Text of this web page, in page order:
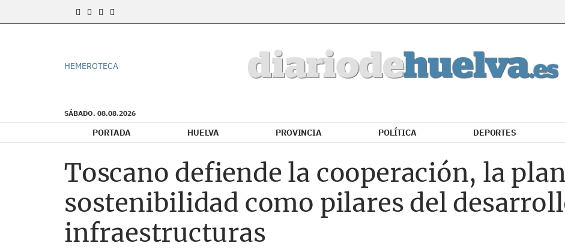
HEMEROTECA
SÁBADO. 08.08.2026
PORTADA HUELVA PROVINCIA POLÍTICA DEPORTES
Toscano defiende la cooperación, la
sostenibilidad como pilares del
infraestructuras